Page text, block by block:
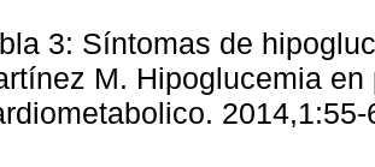
3: Síntomas de
M. Hipoglucemia
2014,1:55-